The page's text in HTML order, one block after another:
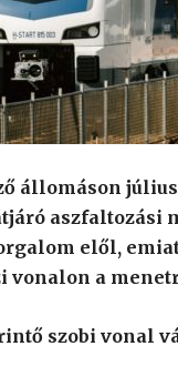
állomáson
aszfaltozási
elől,
vonalon a
szobi vonal